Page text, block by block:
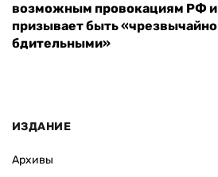
возможным провокациям РФ и
призывает быть «чрезвычайно
бдительными»
ИЗДАНИЕ
Архивы